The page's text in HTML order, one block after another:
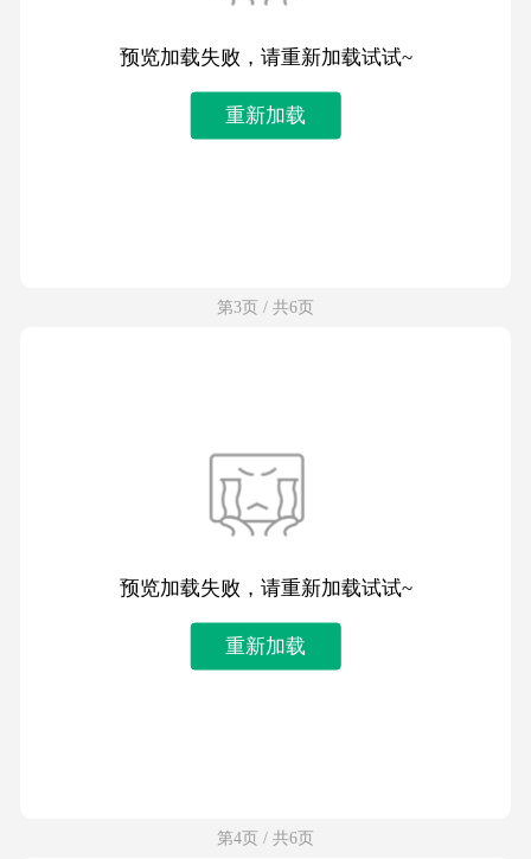
预览加载失败，请重新加载试试~
重新加载
第3页 / 共6页
预览加载失败，请重新加载试试~
重新加载
第4页 / 共6页